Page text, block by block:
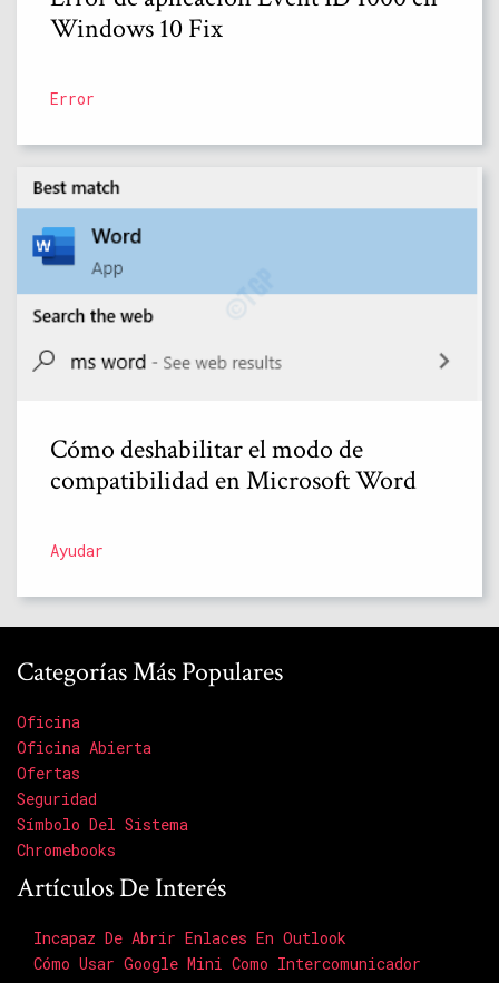
Windows 10 Fix
Error
Cómo deshabilitar el modo de
compatibilidad en Microsoft Word
Ayudar
Categorías Más Populares
Oficina
Oficina Abierta
Ofertas
Seguridad
Símbolo Del Sistema
Chromebooks
Artículos De Interés
Incapaz De Abrir Enlaces En Outlook
Cómo Usar Google Mini Como Intercomunicador